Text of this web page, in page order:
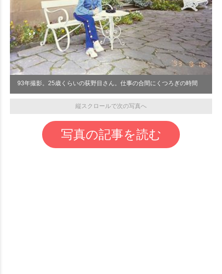
93年撮影。25歳くらいの荻野目さん。仕事の合間にくつろぎの時間
縦スクロールで次の写真へ
写真の記事を読む